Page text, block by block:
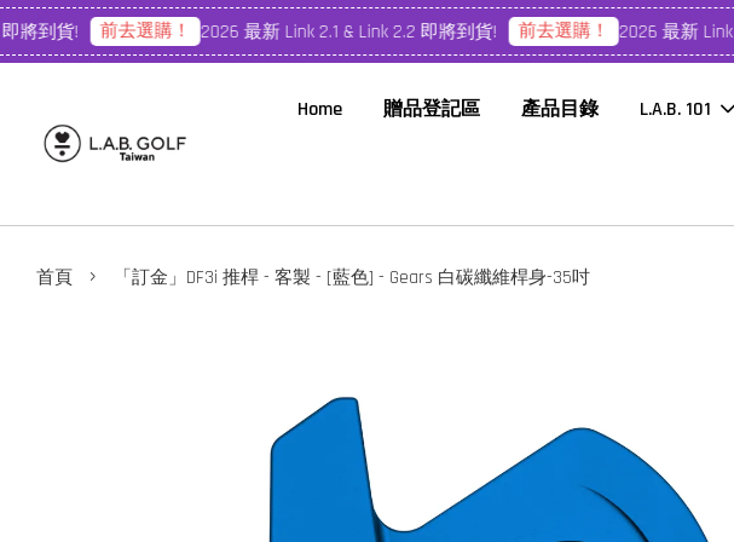
到貨! 前去選購！ 2026 最新 Link 2.1 & Link 2.2 即將到貨! 前去選購！ 2026 最新 Link
Home 贈品登記區 產品目錄 L.A.B. 101
首頁 › 「訂金」DF3i 推桿 - 客製 - [藍色] - Gears 白碳纖維桿身-35吋